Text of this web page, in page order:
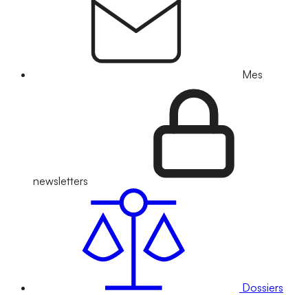
Mes
newsletters
Dossiers